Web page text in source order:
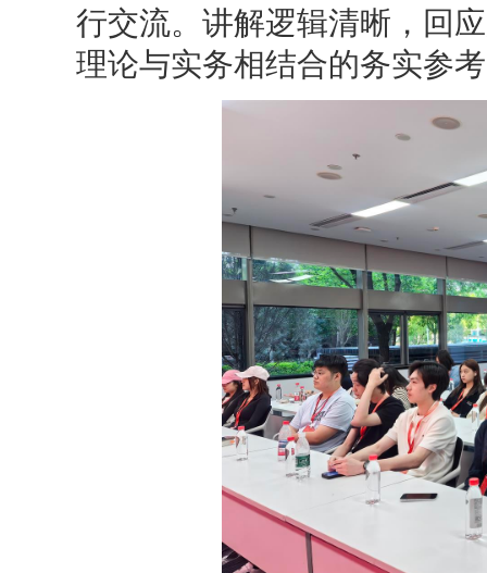
行交流。讲解逻辑清晰，回
理论与实务相结合的务实参